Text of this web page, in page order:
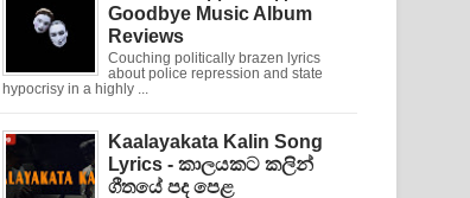
Goodbye Music Album
Reviews
Couching politically brazen lyrics
about police repression and state
hypocrisy in a highly ...
Kaalayakata Kalin Song
Lyrics - කාලයකට කලින්
ගීතයේ පද පෙළ